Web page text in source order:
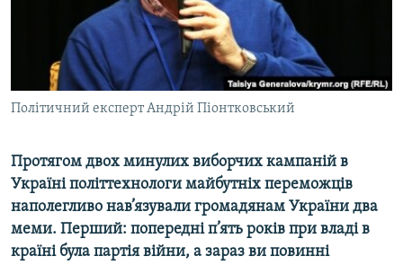
УКРАЇНСЬКА ПРОБЛЕМА КРИМУ
ІНФОГРАФІКА
ДОЛУЧАЙСЯ!
Політичний експерт Андрій Піонтковський
Протягом двох минулих виборчих кампаній в
Україні політтехнологи майбутніх переможців
наполегливо нав’язували громадянам України два
меми. Перший: попередні п’ять років при владі в
країні була партія війни, а зараз ви повинні